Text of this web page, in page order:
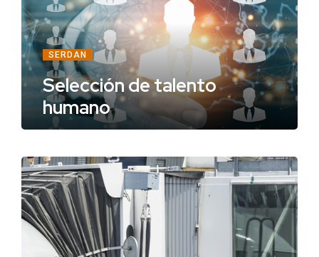
SERDAN
Selección de talento
humano